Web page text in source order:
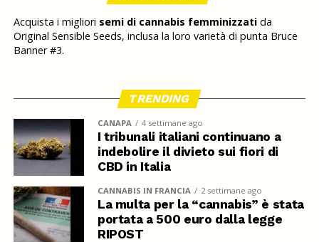
Acquista i migliori semi di cannabis femminizzatida
Original Sensible Seeds, inclusa la loro varietà di punta Bruce
Banner #3.
TRENDING
CANAPA 4 settimane ago
I tribunali italiani continuano a
indebolire il divieto sui fiori di
CBD in Italia
CANNABIS IN FRANCIA 2 settimane ago
La multa per la “cannabis” è stata
portata a 500 euro dalla legge
RIPOST